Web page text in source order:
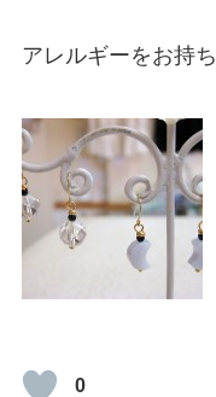
アレルギーをお持
0